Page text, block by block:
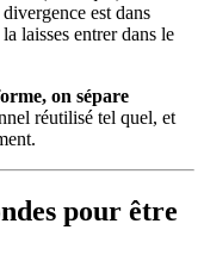
est dans
laisses entrer dans le
on sépare
réutilisé tel quel, et
pour être